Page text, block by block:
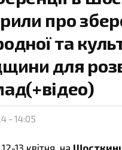
про
та
для
- 14:05
13 квітня, на